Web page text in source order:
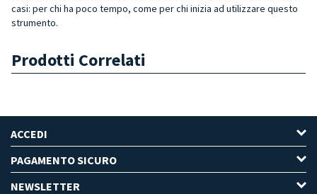
casi: per chi ha poco tempo, come per chi inizia ad utilizzare questo
strumento.
Prodotti Correlati
ACCEDI
PAGAMENTO SICURO
NEWSLETTER